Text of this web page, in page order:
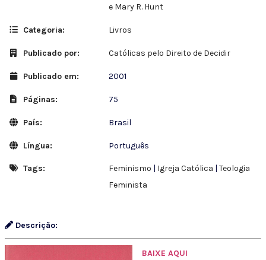
e Mary R. Hunt
Categoria: Livros
Publicado por: Católicas pelo Direito de Decidir
Publicado em: 2001
Páginas: 75
País: Brasil
Língua: Português
Tags: Feminismo | Igreja Católica | Teologia
Feminista
Descrição:
BAIXE AQUI